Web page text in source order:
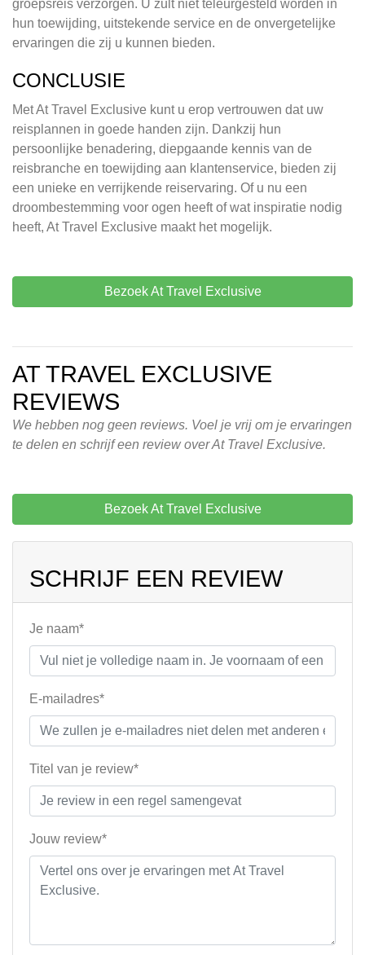
groepsreis verzorgen. U zult niet teleurgesteld worden in
hun toewijding, uitstekende service en de onvergetelijke
ervaringen die zij u kunnen bieden.
CONCLUSIE
Met At Travel Exclusive kunt u erop vertrouwen dat uw
reisplannen in goede handen zijn. Dankzij hun
persoonlijke benadering, diepgaande kennis van de
reisbranche en toewijding aan klantenservice, bieden zij
een unieke en verrijkende reiservaring. Of u nu een
droombestemming voor ogen heeft of wat inspiratie nodig
heeft, At Travel Exclusive maakt het mogelijk.
Bezoek At Travel Exclusive
AT TRAVEL EXCLUSIVE
REVIEWS
We hebben nog geen reviews. Voel je vrij om je ervaringen
te delen en schrijf een review over At Travel Exclusive.
Bezoek At Travel Exclusive
SCHRIJF EEN REVIEW
Je naam*
E-mailadres*
Titel van je review*
Jouw review*